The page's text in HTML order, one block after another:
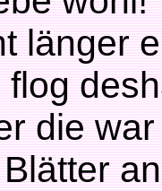
länger
die